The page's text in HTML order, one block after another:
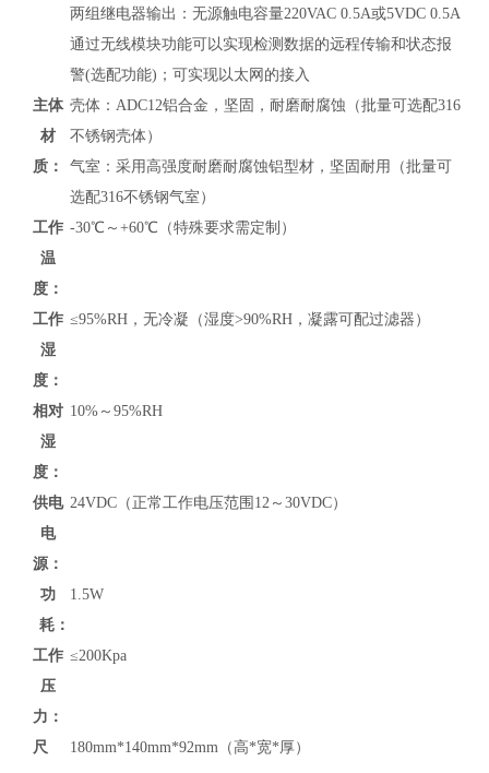
两组继电器输出：无源触电容量220VAC 0.5A或5VDC 0.5A
通过无线模块功能可以实现检测数据的远程传输和状态报
警(选配功能)；可实现以太网的接入
主体
材
质：
壳体：ADC12铝合金，坚固，耐磨耐腐蚀（批量可选配316
不锈钢壳体）
气室：采用高强度耐磨耐腐蚀铝型材，坚固耐用（批量可
选配316不锈钢气室）
工作
温
度：
-30℃～+60℃（特殊要求需定制）
工作
湿
度：
≤95%RH，无冷凝（湿度>90%RH，凝露可配过滤器）
相对
湿
度：
10%～95%RH
供电
电
源：
24VDC（正常工作电压范围12～30VDC）
功
耗：
1.5W
工作
压
力：
≤200Kpa
尺 180mm*140mm*92mm（高*宽*厚）